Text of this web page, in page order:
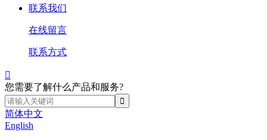
联系我们
在线留言
联系方式

您需要了解什么产品和服务?
简体中文
English